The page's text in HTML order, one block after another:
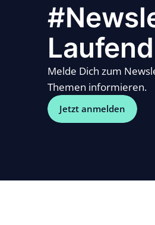
Melde Dich zum
Themen informieren.
Jetzt anmelden